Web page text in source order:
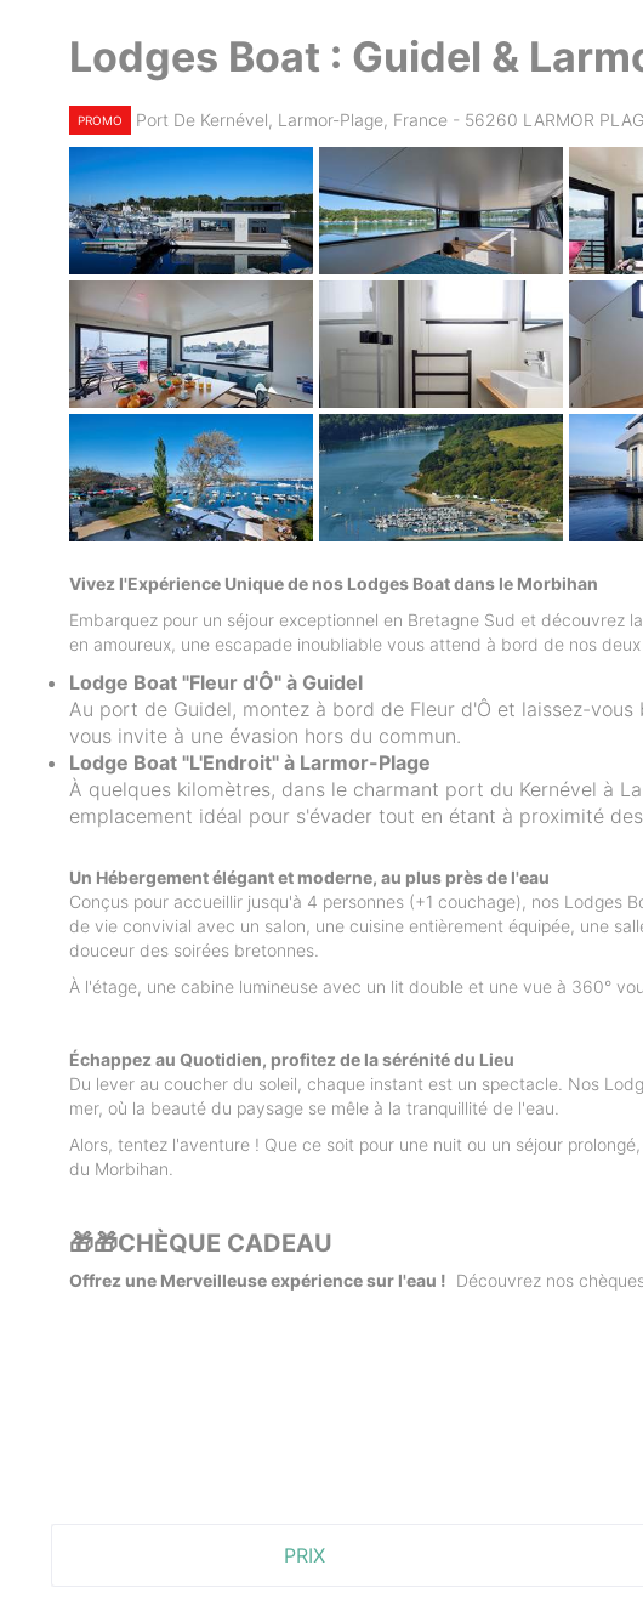
Lodges Boat : Guidel &
PROMO Port De Kernével, Larmor-Plage, France - 56260 LARMOR
Vivez l'Expérience Unique de nos Lodges Boat dans le Morbihan
Embarquez pour un séjour exceptionnel en Bretagne Sud et
en amoureux, une escapade inoubliable vous attend à bord de nos
Lodge Boat "Fleur d'Ô" à Guidel
Au port de Guidel, montez à bord de Fleur d'Ô et laissez-
vous invite à une évasion hors du commun.
Lodge Boat "L'Endroit" à Larmor-Plage
À quelques kilomètres, dans le charmant port du Kernével à
emplacement idéal pour s'évader tout en étant à proximité
Un Hébergement élégant et moderne, au plus près de l'eau
Conçus pour accueillir jusqu'à 4 personnes (+1 couchage), nos
de vie convivial avec un salon, une cuisine entièrement équipée, une
douceur des soirées bretonnes.
À l'étage, une cabine lumineuse avec un lit double et une vue à 360°
Échappez au Quotidien, profitez de la sérénité du Lieu
Du lever au coucher du soleil, chaque instant est un spectacle. Nos
mer, où la beauté du paysage se mêle à la tranquillité de l'eau.
Alors, tentez l'aventure ! Que ce soit pour une nuit ou un séjour
du Morbihan.
🎁🎁CHÈQUE CADEAU
Offrez une Merveilleuse expérience sur l'eau ! Découvrez nos
PRIX